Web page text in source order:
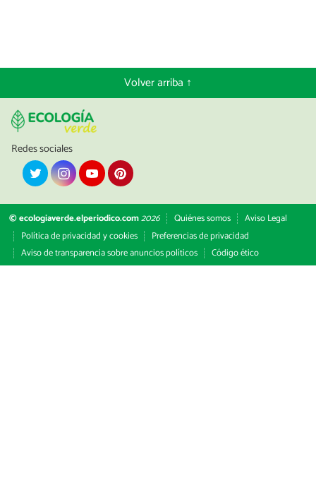
Volver arriba ↑
Redes sociales
© ecologiaverde.elperiodico.com2026 Quiénes somos
Aviso Legal
Política de privacidad y cookies
Preferencias de privacidad
Aviso de transparencia sobre anuncios políticos
Código ético